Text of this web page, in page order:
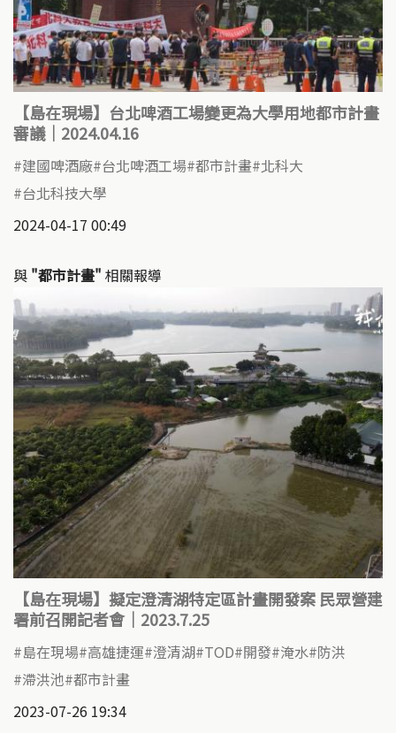
【島在現場】台北啤酒工場變更為大學用地都市計畫
審議｜2024.04.16
建國啤酒廠 台北啤酒工場 都市計畫 北科大
台北科技大學
2024-04-17 00:49
與 "都市計畫" 相關報導
【島在現場】擬定澄清湖特定區計畫開發案 民眾營建
署前召開記者會｜2023.7.25
島在現場 高雄捷運 澄清湖 TOD 開發 淹水 防洪
滯洪池 都市計畫
2023-07-26 19:34